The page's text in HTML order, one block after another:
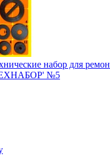
набор для
№5